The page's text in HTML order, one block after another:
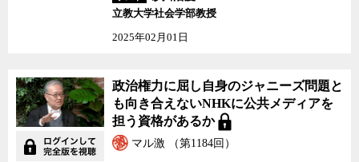
しかし、追加質問が始まった瞬間に、ヘッドフォンで通訳の声に
聞き入っていた安倍首相の表情が強張った。両眉が吊り上がり、表
安倍首相はアベノミクスについては予定通り、用意された答えを
無難に読み上げたが、いざ難民問題のくだりになると、いきなり意
味不明な話を始めた。
立教大学社会学部教授
2025年02月01日
政治権力に屈し自身のジャニーズ問題と
も向き合えないNHKに公共メディアを
担う資格があるか
マル激 （第1184回）